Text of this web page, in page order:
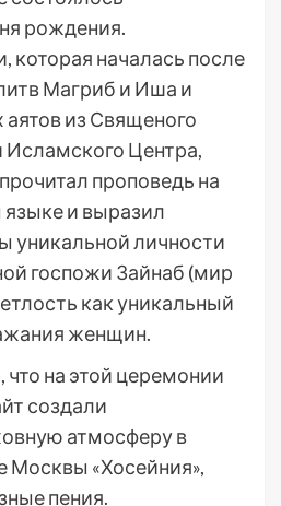
рождения.
которая началась после
Магриб и Иша и
аятов из Священого
Исламского Центра,
проповедь на
и выразил
уникальной личности
госпожи Зайнаб (мир
как уникальный
женщин.
на этой церемонии
создали
атмосферу в
Москвы «Хосейния»,
пения.